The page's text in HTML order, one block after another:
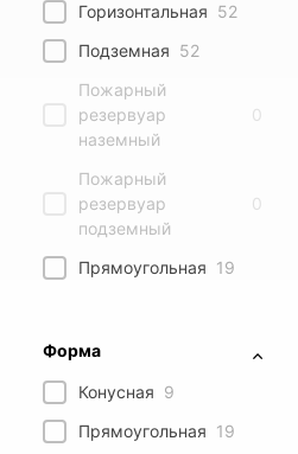
Горизонтальная 52
Подземная 52
Пожарный
резервуар
наземный
0
Пожарный
резервуар
подземный
0
Прямоугольная 19
Форма
Конусная 9
Прямоугольная 19